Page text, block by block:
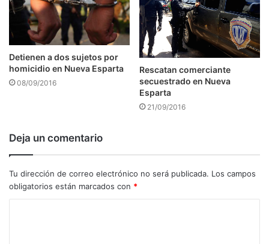
Detienen a dos sujetos por
homicidio en Nueva Esparta
08/09/2016
Rescatan comerciante
secuestrado en Nueva
Esparta
21/09/2016
Deja un comentario
Tu dirección de correo electrónico no será publicada. Los campos
obligatorios están marcados con *